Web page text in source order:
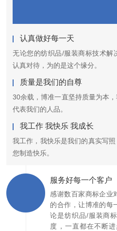
认真做好每一天
无论您的纺织品/服装商标技术解
认真对待，为的是这个缘分。
质量是我们的自尊
30余载，博准一直坚持质量为本
代表我们的人品。
我工作 我快乐 我成长
我工作，我快乐是我们的真实写
您制造快乐。
服务好每一个客户
感谢数百家商标企业
的合作，让博准的每
论是纺织品/服装商
度，一直都在不断